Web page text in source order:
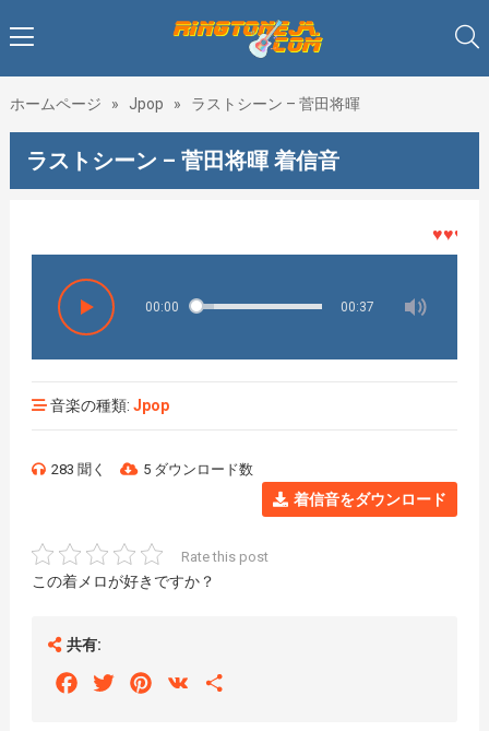
ホームページ » Jpop » ラストシーン – 菅田将暉
ラストシーン – 菅田将暉 着信音
♥♥♥着メ
00:00 00:37
音楽の種類: Jpop
283 聞く 5 ダウンロード数
着信音をダウンロード
Rate this post
この着メロが好きですか？
共有:
FacebookTwitterPinterest
VK